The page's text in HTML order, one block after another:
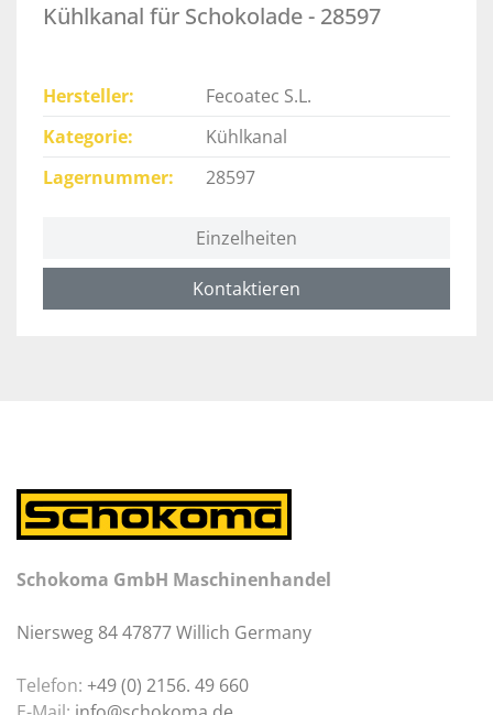
Kühlkanal für Schokolade - 28597
Hersteller
Fecoatec S.L.
Kategorie
Kühlkanal
Lagernummer
28597
Einzelheiten
Kontaktieren
Schokoma GmbH Maschinenhandel
Niersweg 84 47877 Willich Germany
Telefon: +49 (0) 2156. 49 660